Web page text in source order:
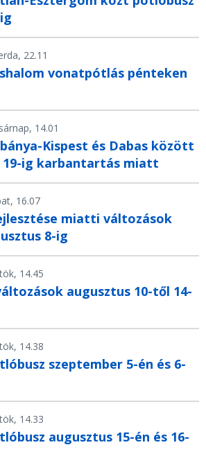
22.11
vonatpótlás pénteken
14.01
Kispest és Dabas között
19-ig karbantartás miatt
16.07
miatti változások
8-ig
14.45
augusztus 10-től 14-
14.38
szeptember 5-én és 6-
14.33
augusztus 15-én és 16-